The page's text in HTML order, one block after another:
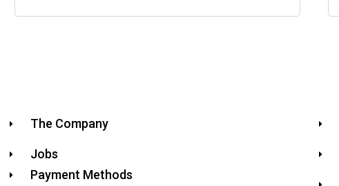
The Company
Jobs
Payment Methods